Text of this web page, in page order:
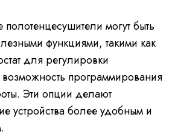
могут быть
функциями, такими как
для регулировки
возможность программирования
Эти опции делают
устройства более удобным и